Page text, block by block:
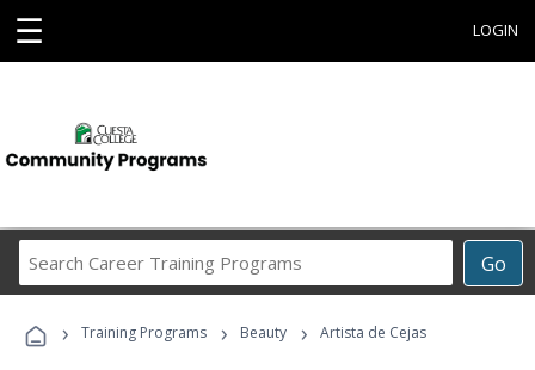
☰ LOGIN
Go
Career
Programs
› Training Programs › Beauty › Artista de Cejas